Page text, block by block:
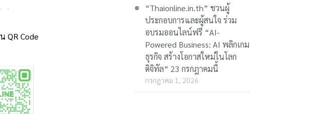
QR Code
“Thaionline.in.th” ชวนผู้
ประกอบการและผู้สนใจ ร่วม
อบรมออนไลน์ฟรี “AI-
Powered Business: AI พลิกเกม
ธุรกิจ สร้างโอกาสใหม่ในโลก
ดิจิทัล” 23 กรกฎาคมนี้
กรกฎาคม 1, 2026